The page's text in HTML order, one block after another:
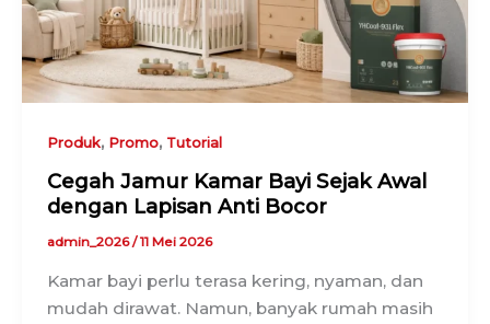
Produk, Promo, Tutorial
Cegah Jamur Kamar Bayi Sejak Awal
dengan Lapisan Anti Bocor
admin_2026/11 Mei 2026
Kamar bayi perlu terasa kering, nyaman, dan
mudah dirawat. Namun, banyak rumah masih